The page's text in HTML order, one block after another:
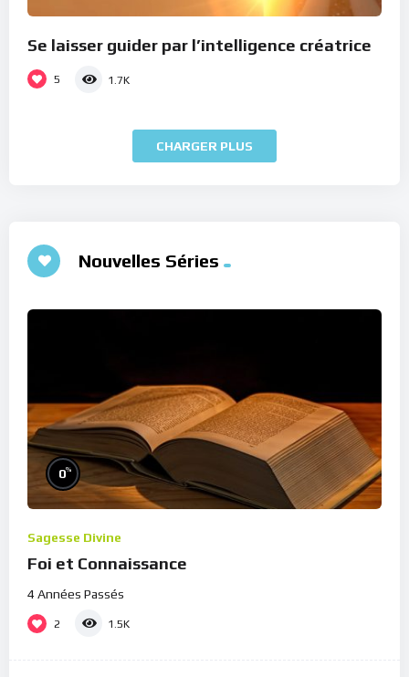
Se laisser guider par l’intelligence créatrice
5 1.7K
CHARGER PLUS
Nouvelles Séries
0%
Sagesse Divine
Foi et Connaissance
4 Années Passés
2 1.5K